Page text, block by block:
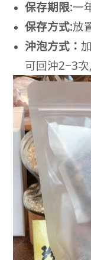
保存期限:一
保存方式:放
沖泡方式：
可回沖2~3